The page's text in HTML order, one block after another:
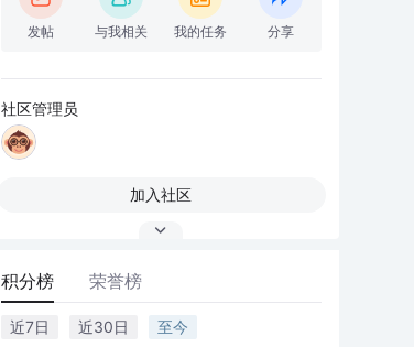
发帖 与我相关 我的任务 分享
社区管理员
加入社区
积分榜 荣誉榜
近7日 近30日 至今